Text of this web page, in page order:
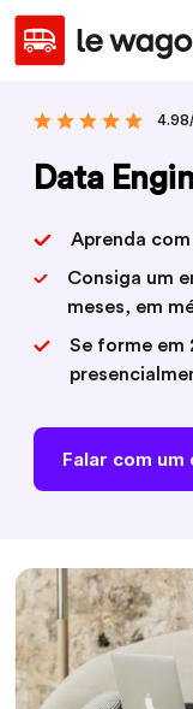
Data
Aprenda
Consiga um
meses, em
Se forme em
Falar com um